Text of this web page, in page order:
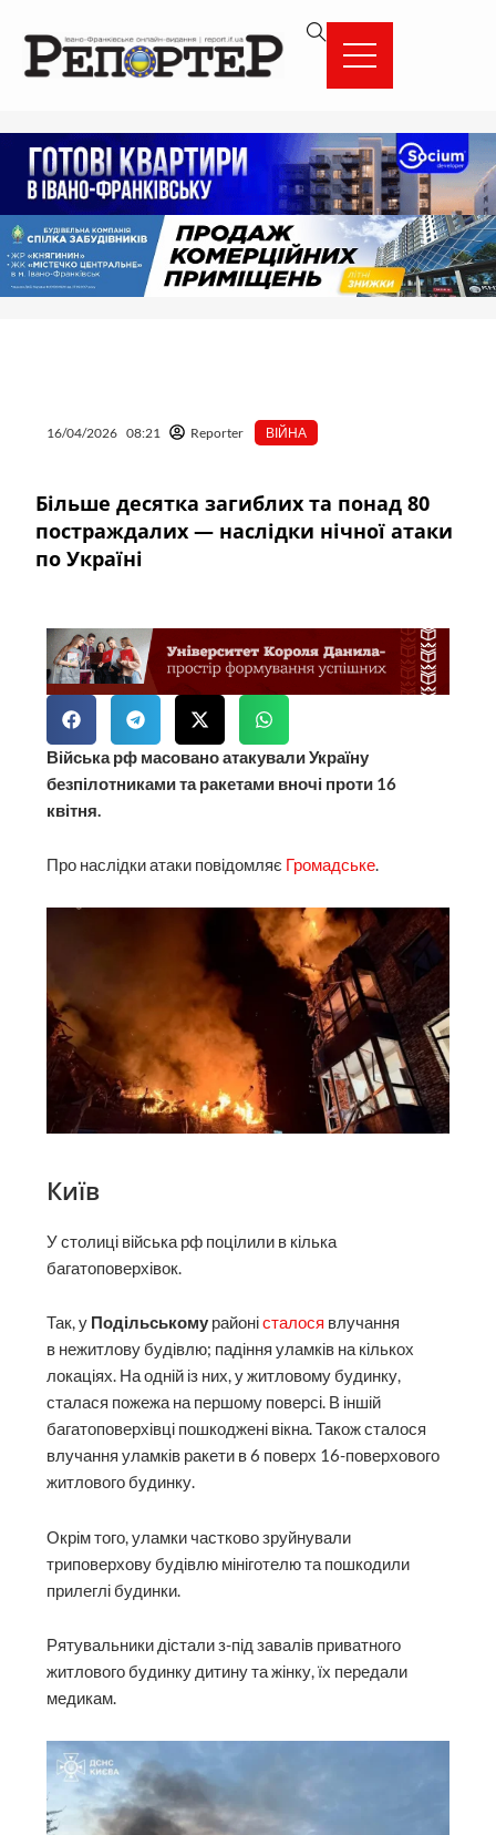
вмісту
16/04/2026 08:21 Reporter ВІЙНА
Більше десятка загиблих та понад 80
постраждалих — наслідки нічної атаки
по Україні
Війська рф масовано атакували Україну
безпілотниками та ракетами вночі проти 16
квітня.
Про наслідки атаки повідомляє Громадське.
Київ
У столиці війська рф поцілили в кілька
багатоповерхівок.
Так, у Подільському районісталося влучання
в нежитлову будівлю; падіння уламків на кількох
локаціях. На одній із них, у житловому будинку,
сталася пожежа на першому поверсі. В іншій
багатоповерхівці пошкоджені вікна. Також сталося
влучання уламків ракети в 6 поверх 16-поверхового
житлового будинку.
Окрім того, уламки частково зруйнували
триповерхову будівлю мініготелю та пошкодили
прилеглі будинки.
Рятувальники дістали з-під завалів приватного
житлового будинку дитину та жінку, їх передали
медикам.